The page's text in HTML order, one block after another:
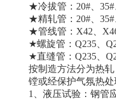
★冷拔管 ：20#、
★精轧管 ：20#、
★管线管：X42、
★螺旋管：Q235、
★直缝管：Q235、
按制造方法分为热
镗或经保护气氛热
1、液压试验：钢管